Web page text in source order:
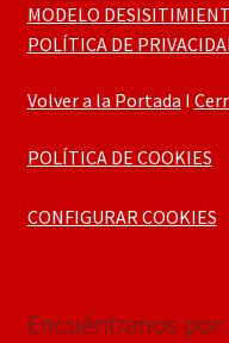
MODELO
POLÍTICA DE
Volver a la Portada I
POLÍTICA DE COOKIES
CONFIGURAR COOKIES
Encuéntranos por: